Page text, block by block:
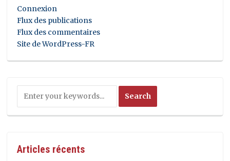
Connexion
Flux des publications
Flux des commentaires
Site de WordPress-FR
Articles récents